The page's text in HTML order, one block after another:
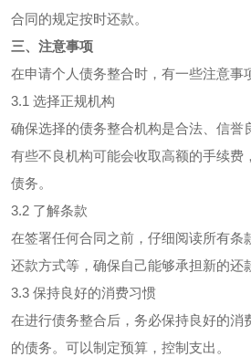
合同的规定按时还款。
三、注意事项
在申请个人债务整合时，有一些注意事
3.1 选择正规机构
确保选择的债务整合机构是合法、信誉
有些不良机构可能会收取高额的手续费
债务。
3.2 了解条款
在签署任何合同之前，仔细阅读所有条
还款方式等，确保自己能够承担新的还
3.3 保持良好的消费习惯
在进行债务整合后，务必保持良好的消
的债务。可以制定预算，控制支出。